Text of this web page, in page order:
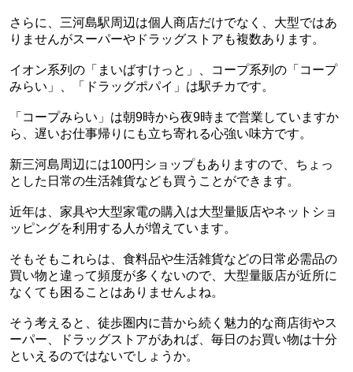
さらに、三河島駅周辺は個人商店だけでなく、大型ではあ
りませんがスーパーやドラッグストアも複数あります。
イオン系列の「まいばすけっと」、コープ系列の「コープ
みらい」、「ドラッグポパイ」は駅チカです。
「コープみらい」は朝9時から夜9時まで営業していますか
ら、遅いお仕事帰りにも立ち寄れる心強い味方です。
新三河島周辺には100円ショップもありますので、ちょっ
とした日常の生活雑貨なども買うことができます。
近年は、家具や大型家電の購入は大型量販店やネットショ
ッピングを利用する人が増えています。
そもそもこれらは、食料品や生活雑貨などの日常必需品の
買い物と違って頻度が多くないので、大型量販店が近所に
なくても困ることはありませんよね。
そう考えると、徒歩圏内に昔から続く魅力的な商店街やス
ーパー、ドラッグストアがあれば、毎日のお買い物は十分
といえるのではないでしょうか。